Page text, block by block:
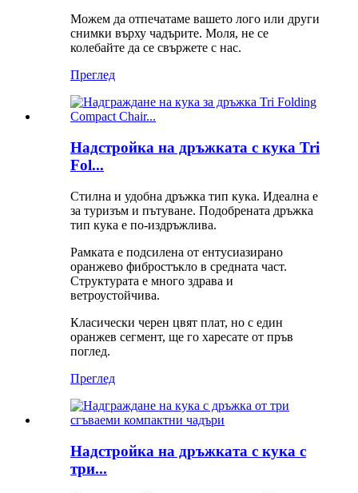
Можем да отпечатаме вашето лого или други
снимки върху чадърите. Моля, не се
колебайте да се свържете с нас.
Преглед
Надстройка на дръжката с кука Tri
Fol...
Стилна и удобна дръжка тип кука. Идеална е
за туризъм и пътуване. Подобрената дръжка
тип кука е по-издръжлива.
Рамката е подсилена от ентусиазирано
оранжево фибростъкло в средната част.
Структурата е много здрава и
ветроустойчива.
Класически черен цвят плат, но с един
оранжев сегмент, ще го харесате от пръв
поглед.
Преглед
Надстройка на дръжката с кука с
три...